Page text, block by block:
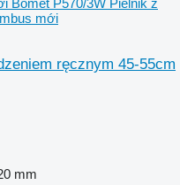
mới
ręcznym 45-55cm
mm